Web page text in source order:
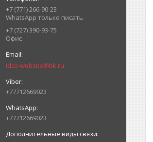
+7 (771) 266-90-23
WhatsApp только писать
+7 (727) 390-93-75
Офис
idco-website@bk.ru
+77712669023
+77712669023